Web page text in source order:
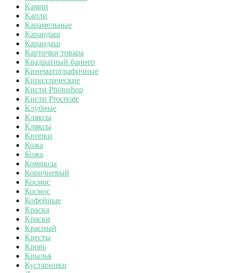
Камни
Капли
Карамельные
Карандаш
Карандаш
Карточки товара
Квадратный баннер
Кинематографичные
Кириллические
Кисти Photoshop
Кисти Procreate
Клубные
Кляксы
Кляксы
Кнопки
Кожа
Кожа
Комиксы
Коричневый
Космос
Космос
Кофейные
Краска
Краски
Красный
Кресты
Кровь
Крылья
Кустарники